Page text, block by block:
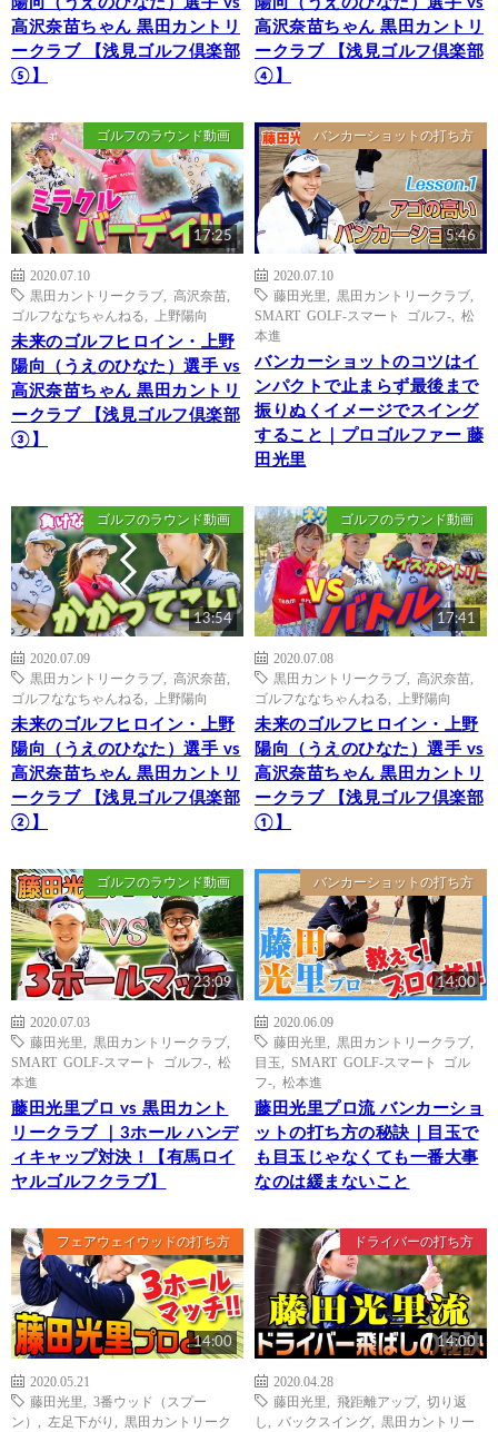
高沢奈苗ちゃん 黒田カントリ
ークラブ 【浅見ゴルフ倶楽部
⑤】
高沢奈苗ちゃん 黒田カントリ
ークラブ 【浅見ゴルフ倶楽部
④】
ゴルフのラウンド動画
17:25
2020.07.10
黒田カントリークラブ
高沢奈苗
ゴルフななちゃんねる
上野陽向
未来のゴルフヒロイン・上野
陽向（うえのひなた）選手 vs
高沢奈苗ちゃん 黒田カントリ
ークラブ 【浅見ゴルフ倶楽部
③】
バンカーショットの打ち方
5:46
2020.07.10
藤田光里
黒田カントリークラブ
SMART GOLF-スマート ゴルフ-
松
本進
バンカーショットのコツはイ
ンパクトで止まらず最後まで
振りぬくイメージでスイング
すること｜プロゴルファー 藤
田光里
ゴルフのラウンド動画
13:54
2020.07.09
黒田カントリークラブ
高沢奈苗
ゴルフななちゃんねる
上野陽向
未来のゴルフヒロイン・上野
陽向（うえのひなた）選手 vs
高沢奈苗ちゃん 黒田カントリ
ークラブ 【浅見ゴルフ倶楽部
②】
ゴルフのラウンド動画
17:41
2020.07.08
黒田カントリークラブ
高沢奈苗
ゴルフななちゃんねる
上野陽向
未来のゴルフヒロイン・上野
陽向（うえのひなた）選手 vs
高沢奈苗ちゃん 黒田カントリ
ークラブ 【浅見ゴルフ倶楽部
①】
ゴルフのラウンド動画
23:09
2020.07.03
藤田光里
黒田カントリークラブ
SMART GOLF-スマート ゴルフ-
松
本進
藤田光里プロ vs 黒田カント
リークラブ ｜3ホール ハンデ
ィキャップ対決！【有馬ロイ
ヤルゴルフクラブ】
バンカーショットの打ち方
14:00
2020.06.09
藤田光里
黒田カントリークラブ
目玉
SMART GOLF-スマート ゴル
フ-
松本進
藤田光里プロ流 バンカーショ
ットの打ち方の秘訣｜目玉で
も目玉じゃなくても一番大事
なのは緩まないこと
フェアウェイウッドの打ち方
14:00
2020.05.21
藤田光里
3番ウッド（スプー
ン）
左足下がり
黒田カントリーク
ドライバーの打ち方
14:00
2020.04.28
藤田光里
飛距離アップ, 切り返
し
バックスイング
黒田カントリー